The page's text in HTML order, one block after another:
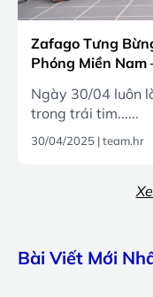
Zafago Tưng
Phóng Miền
Ngày 30/04 luôn
trong trái tim......
30/04/2025 |team.hr
Bài Viết Mới